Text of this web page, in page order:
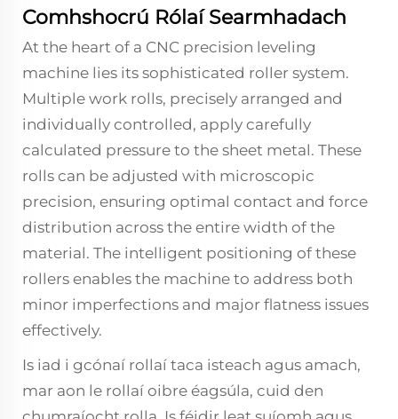
Comhshocrú Rólaí Searmhadach
At the heart of a CNC precision leveling
machine lies its sophisticated roller system.
Multiple work rolls, precisely arranged and
individually controlled, apply carefully
calculated pressure to the sheet metal. These
rolls can be adjusted with microscopic
precision, ensuring optimal contact and force
distribution across the entire width of the
material. The intelligent positioning of these
rollers enables the machine to address both
minor imperfections and major flatness issues
effectively.
Is iad i gcónaí rollaí taca isteach agus amach,
mar aon le rollaí oibre éagsúla, cuid den